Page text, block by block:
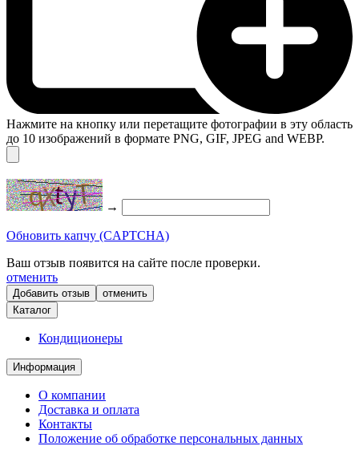
Нажмите на кнопку или перетащите фотографии в эту область
до 10 изображений в формате PNG, GIF, JPEG and WEBP.
→
Обновить капчу (CAPTCHA)
Ваш отзыв появится на сайте после проверки.
отменить
отменить
Каталог
Кондиционеры
Информация
О компании
Доставка и оплата
Контакты
Положение об обработке персональных данных